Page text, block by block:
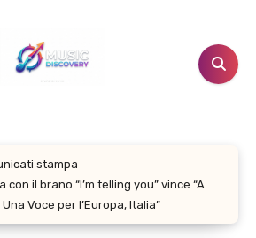
stampa
il brano “I’m telling you” vince “A
Voce per l’Europa, Italia”